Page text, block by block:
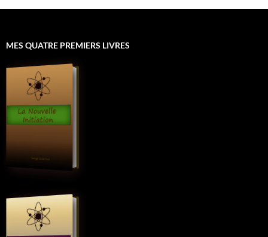
MES QUATRE PREMIERS LIVRES